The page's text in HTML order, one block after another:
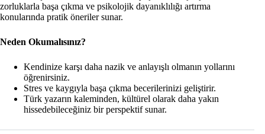
zorluklarla başa çıkma ve psikolojik dayanıklılığı artırma
konularında pratik öneriler sunar.
Neden Okumalısınız?
Kendinize karşı daha nazik ve anlayışlı olmanın yollarını
öğrenirsiniz.
Stres ve kaygıyla başa çıkma becerilerinizi geliştirir.
Türk yazarın kaleminden, kültürel olarak daha yakın
hissedebileceğiniz bir perspektif sunar.